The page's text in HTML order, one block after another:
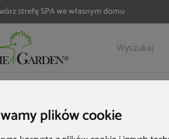
plików cookie
strefę SPA we własnym domu
Opinie